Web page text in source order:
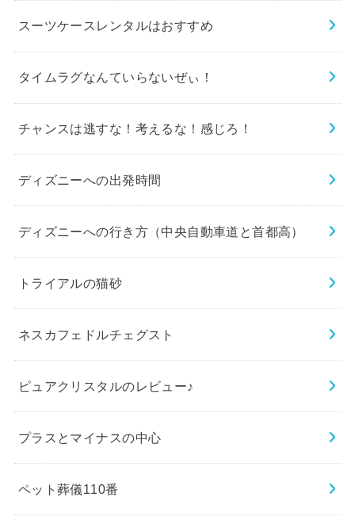
スーツケースレンタルはおすすめ
タイムラグなんていらないぜぃ！
チャンスは逃すな！考えるな！感じろ！
ディズニーへの出発時間
ディズニーへの行き方（中央自動車道と首都高）
トライアルの猫砂
ネスカフェドルチェグスト
ピュアクリスタルのレビュー♪
プラスとマイナスの中心
ペット葬儀110番